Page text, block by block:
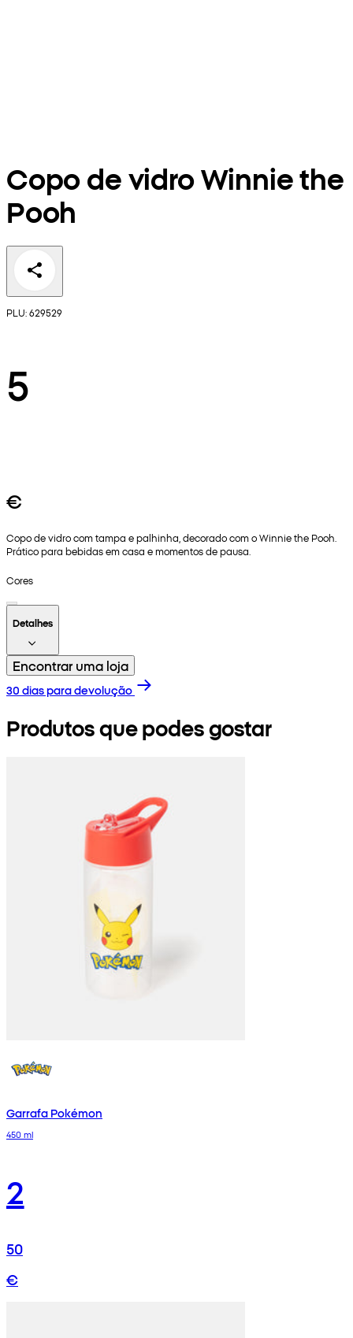
Copo de vidro Winnie the
Pooh
PLU: 629529
5
€
Copo de vidro com tampa e palhinha, decorado com o Winnie the Pooh.
Prático para bebidas em casa e momentos de pausa.
Cores
Detalhes
Encontrar uma loja
30 dias para devolução
Produtos que podes gostar
Garrafa Pokémon
450 ml
2
50
€